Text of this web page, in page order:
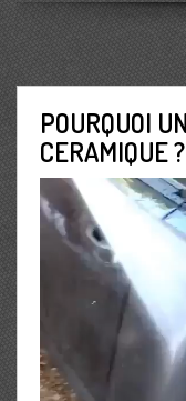
POURQUOI
CERAMIQUE ?
Lecteur
vidéo